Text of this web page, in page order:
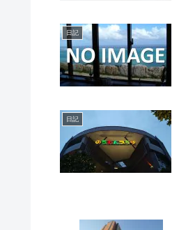
日記
日記